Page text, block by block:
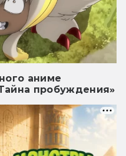
аниме
пробуждения»